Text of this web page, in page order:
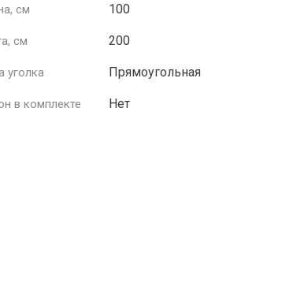
см 100
см 200
уголка Прямоугольная
в комплекте Нет